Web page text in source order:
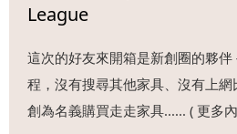
League
這次的好友來開箱是新創圈的夥
程，沒有搜尋其他家具、沒有上
創為名義購買走走家具...... ( 更多